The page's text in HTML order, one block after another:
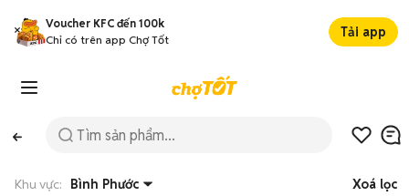
Voucher KFC đến 100k
Chỉ có trên app Chợ Tốt
Tải app
Khu vực: Bình Phước Xoá lọc